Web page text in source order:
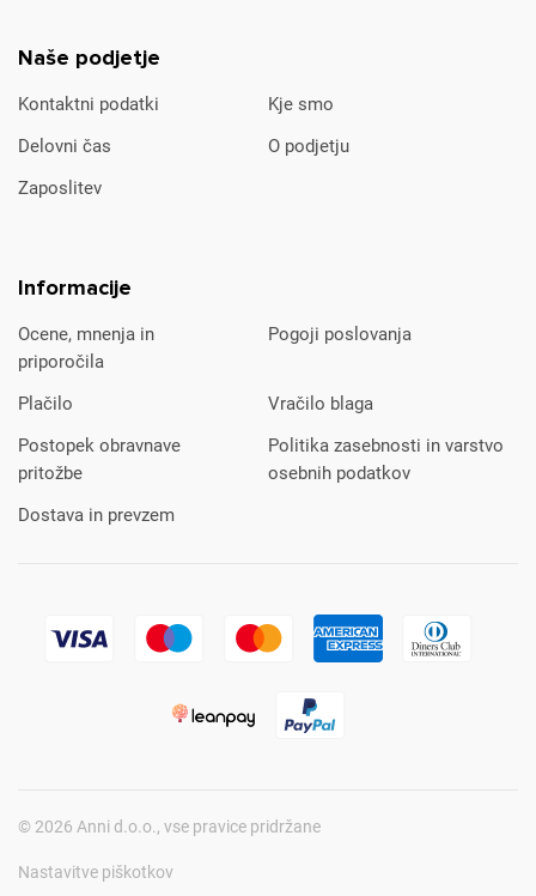
Naše podjetje
Kontaktni podatki
Kje smo
Delovni čas
O podjetju
Zaposlitev
Informacije
Ocene, mnenja in
priporočila
Pogoji poslovanja
Plačilo
Vračilo blaga
Postopek obravnave
pritožbe
Politika zasebnosti in varstvo
osebnih podatkov
Dostava in prevzem
© 2026 Anni d.o.o., vse pravice pridržane
Nastavitve piškotkov